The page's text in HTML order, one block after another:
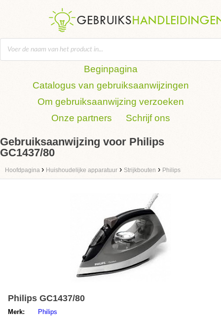
Beginpagina
Catalogus van gebruiksaanwijzingen
Om gebruiksaanwijzing verzoeken
Onze partners
Schrijf ons
Gebruiksaanwijzing voor Philips
GC1437/80
Hoofdpagina › Huishoudelijke apparatuur › Strijkbouten › Philips
Philips GC1437/80
Merk:
Philips